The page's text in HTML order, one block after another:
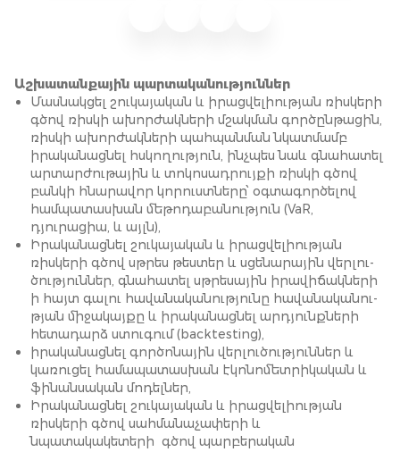
Աշխատանքային պարտականություններ
Մասնակցել շուկայական և իրացվելիության ռիսկերի
գծով ռիսկի ախորժակների մշակման գործընթացին,
ռիսկի ախորժակների պահպանման նկատմամբ
իրականացնել հսկողություն, ինչպես նաև գնահատել
արտարժութային և տոկոսադրույքի ռիսկի գծով
բանկի հնարավոր կորուստները՝ օգտագործելով
համպատասխան մեթոդաբանություն (VaR,
դյուրացիա, և այլն),
Իրականացնել շուկայական և իրացվելիության
ռիսկերի գծով սթրես թեստեր և սցենարային վերլու­
ծու­թյուն­ներ, գնահատել սթրեսային իրավիճակների
ի հայտ գալու հավանականությունը հավանականու­
թյան միջակայքը և իրականացնել ար­դ­յունք­ների
հետադարձ ստուգում (backtesting),
իրականացնել գործոնային վերլուծություններ և
կառուցել համապատասխան էկոնո­մե­տրի­կա­կ­ան և
ֆինանսական մոդելներ,
Իրականացնել շուկայական և իրացվելիության
ռիսկերի գծով սահմանաչափերի և
նպատակակետերի գծով պարբերական